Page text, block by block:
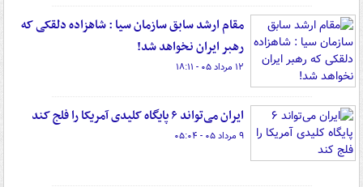
مقام ارشد سابق سازمان سیا : شاهزاده دلقکی که
رهبر ایران نخواهد شد!
۱۲ مرداد ۰۵ - ۱۸:۱۱
ایران می‌تواند ۶ پایگاه کلیدی آمریکا را فلج کند
۹ مرداد ۰۵ - ۰۵:۰۴